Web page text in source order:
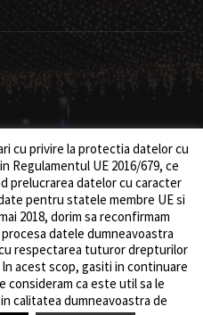
scrisa
Jilava. Dev byows.ro
cu privire la protectia datelor cu
Regulamentul UE 2016/679, ce
prelucrarea datelor cu caracter
pentru statele membre UE si
2018, dorim sa reconfirmam
datele dumneavoastra
respectarea tuturor drepturilor
acest scop, gasiti in continuare
consideram ca este util sa le
calitatea dumneavoastra de